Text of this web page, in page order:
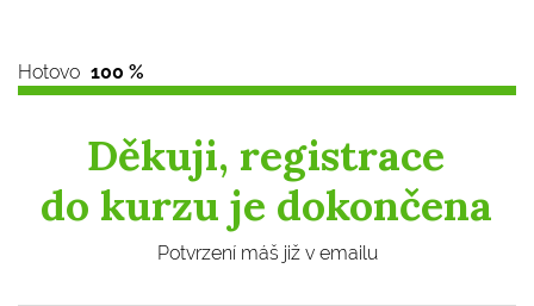
Hotovo 100 %
Děkuji, registrace
do kurzu je dokončena
Potvrzení máš již v emailu